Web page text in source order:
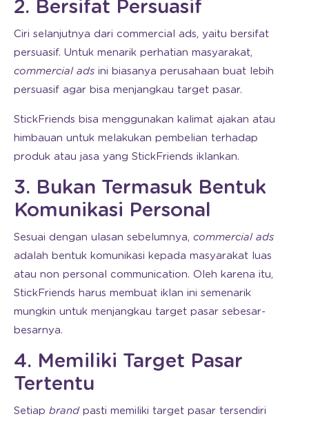
2. Bersifat Persuasif
Ciri selanjutnya dari commercial ads, yaitu bersifat
persuasif. Untuk menarik perhatian masyarakat,
commercial ads ini biasanya perusahaan buat lebih
persuasif agar bisa menjangkau target pasar.
StickFriends bisa menggunakan kalimat ajakan atau
himbauan untuk melakukan pembelian terhadap
produk atau jasa yang StickFriends iklankan.
3. Bukan Termasuk Bentuk
Komunikasi Personal
Sesuai dengan ulasan sebelumnya, commercial ads
adalah bentuk komunikasi kepada masyarakat luas
atau non personal communication. Oleh karena itu,
StickFriends harus membuat iklan ini semenarik
mungkin untuk menjangkau target pasar sebesar-
besarnya.
4. Memiliki Target Pasar
Tertentu
Setiap brandpasti memiliki target pasar tersendiri